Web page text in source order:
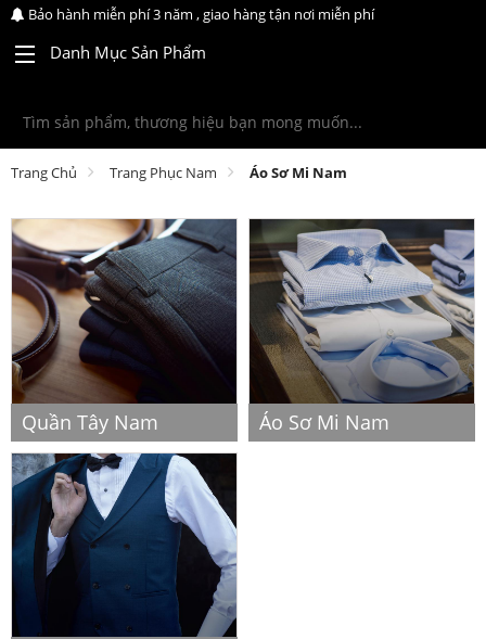
Bảo hành miễn phí 3 năm , giao hàng tận nơi miễn phí
Danh Mục Sản Phẩm
Trang Chủ Trang Phục Nam Áo Sơ Mi Nam
Quần Tây Nam Áo Sơ Mi Nam